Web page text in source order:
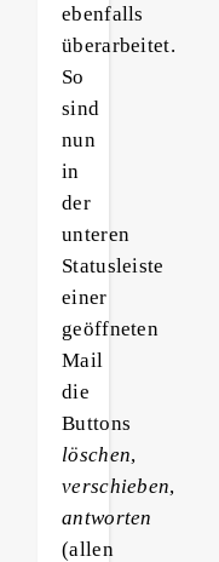
ebenfalls
überarbeitet.
So
sind
nun
in
der
unteren
Statusleiste
einer
geöffneten
Mail
die
Buttons
löschen,
verschieben,
antworten
(allen